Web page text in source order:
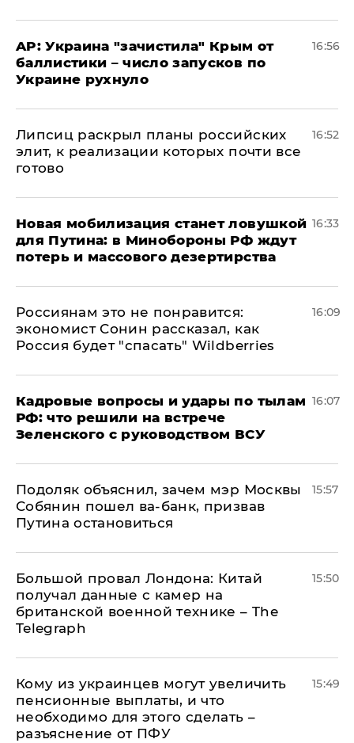
AP: Украина "зачистила" Крым от
баллистики – число запусков по
Украине рухнуло
16:56
Липсиц раскрыл планы российских
элит, к реализации которых почти все
готово
16:52
​Новая мобилизация станет ловушкой
для Путина: в Минобороны РФ ждут
потерь и массового дезертирства
16:33
Россиянам это не понравится:
экономист Сонин рассказал, как
Россия будет "спасать" Wildberries
16:09
Кадровые вопросы и удары по тылам
РФ: что решили на встрече
Зеленского с руководством ВСУ
16:07
Подоляк объяснил, зачем мэр Москвы
Собянин пошел ва-банк, призвав
Путина остановиться
15:57
Большой провал Лондона: Китай
получал данные с камер на
британской военной технике – The
Telegraph
15:50
Кому из украинцев могут увеличить
пенсионные выплаты, и что
необходимо для этого сделать –
разъяснение от ПФУ
15:49